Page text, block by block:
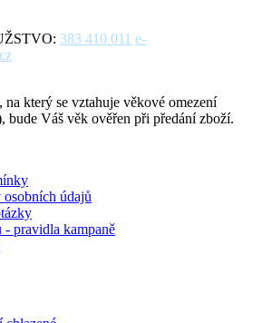
383 410 011 e-
na který se vztahuje věkové omezení
bude Váš věk ověřen při předání zboží.
osobních údajů
pravidla kampaně